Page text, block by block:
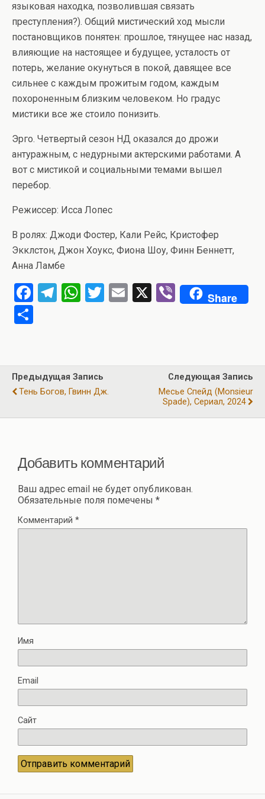
языковая находка, позволившая связать
преступления?). Общий мистический ход мысли
постановщиков понятен: прошлое, тянущее нас назад,
влияющие на настоящее и будущее, усталость от
потерь, желание окунуться в покой, давящее все
сильнее с каждым прожитым годом, каждым
похороненным близким человеком. Но градус
мистики все же стоило понизить.
Эрго. Четвертый сезон НД оказался до дрожи
антуражным, с недурными актерскими работами. А
вот с мистикой и социальными темами вышел
перебор.
Режиссер: Исса Лопес
В ролях: Джоди Фостер, Кали Рейс, Кристофер
Экклстон, Джон Хоукс, Фиона Шоу, Финн Беннетт,
Анна Ламбе
F
o
o
T
a
m
W
A
p
T
E
X
Vi
Share
р
а
Предыдущая Запись
Тень Богов, Гвинн Дж.
Следующая Запись
Месье Спейд (Monsieur
Spade), Сериал, 2024
Добавить комментарий
Ваш адрес email не будет опубликован.
Обязательные поля помечены *
Комментарий *
Имя
Email
Сайт